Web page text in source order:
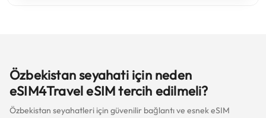
Özbekistan seyahati için neden
eSIM4Travel eSIM tercih edilmeli?
Özbekistan seyahatleri için güvenilir bağlantı ve esnek eSIM